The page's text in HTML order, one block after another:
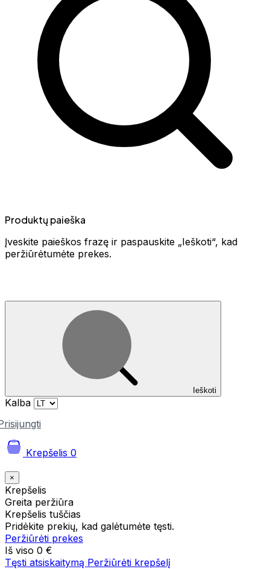
Produktų paieška
Įveskite paieškos frazę ir paspauskite „Ieškoti“, kad
peržiūrėtumėte prekes.
Ieškoti
Kalba
Krepšelis 0
×
Krepšelis
Greita peržiūra
Krepšelis tuščias
Pridėkite prekių, kad galėtumėte tęsti.
Peržiūrėti prekes
Iš viso 0 €
Tęsti atsiskaitymą Peržiūrėti krepšelį